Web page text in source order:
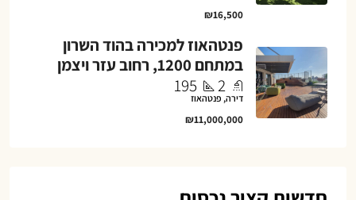
₪16,500
פנטהאוז למכירה בהוד השרון
במתחם 1200, רחוב עזר ויצמן
2
195
דירה, פנטהאוז
₪11,000,000